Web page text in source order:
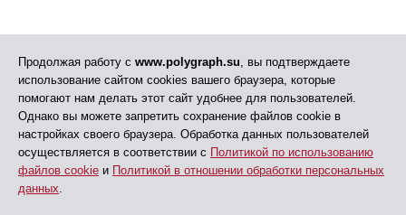
Продолжая работу с www.polygraph.su, вы подтверждаете
использование сайтом cookies вашего браузера, которые
помогают нам делать этот сайт удобнее для пользователей.
Однако вы можете запретить сохранение файлов cookie в
настройках своего браузера. Обработка данных пользователей
осуществляется в соответствии с Политикой по использованию
файлов cookie и Политикой в отношении обработки персональных
данных.